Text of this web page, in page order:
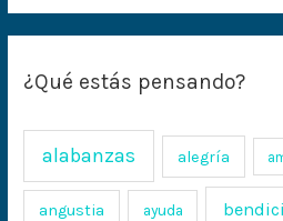
¿Qué estás pensando?
alabanzas alegría
angustia ayuda